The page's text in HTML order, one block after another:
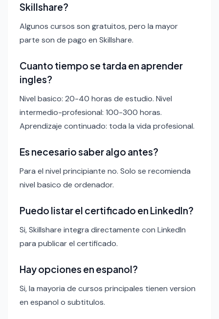
Skillshare?
Algunos cursos son gratuitos, pero la mayor
parte son de pago en Skillshare.
Cuanto tiempo se tarda en aprender
ingles?
Nivel basico: 20-40 horas de estudio. Nivel
intermedio-profesional: 100-300 horas.
Aprendizaje continuado: toda la vida profesional.
Es necesario saber algo antes?
Para el nivel principiante no. Solo se recomienda
nivel basico de ordenador.
Puedo listar el certificado en LinkedIn?
Si, Skillshare integra directamente con LinkedIn
para publicar el certificado.
Hay opciones en espanol?
Si, la mayoria de cursos principales tienen version
en espanol o subtitulos.